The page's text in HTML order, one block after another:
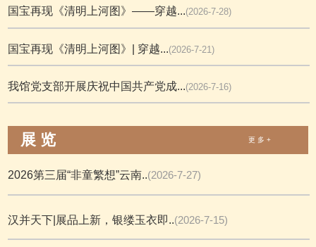
国宝再现《清明上河图》——穿越...(2026-7-28)
国宝再现《清明上河图》| 穿越...(2026-7-21)
我馆党支部开展庆祝中国共产党成...(2026-7-16)
展 览 更 多 +
2026第三届“非童繁想”云南..(2026-7-27)
汉并天下|展品上新，银缕玉衣即..(2026-7-15)